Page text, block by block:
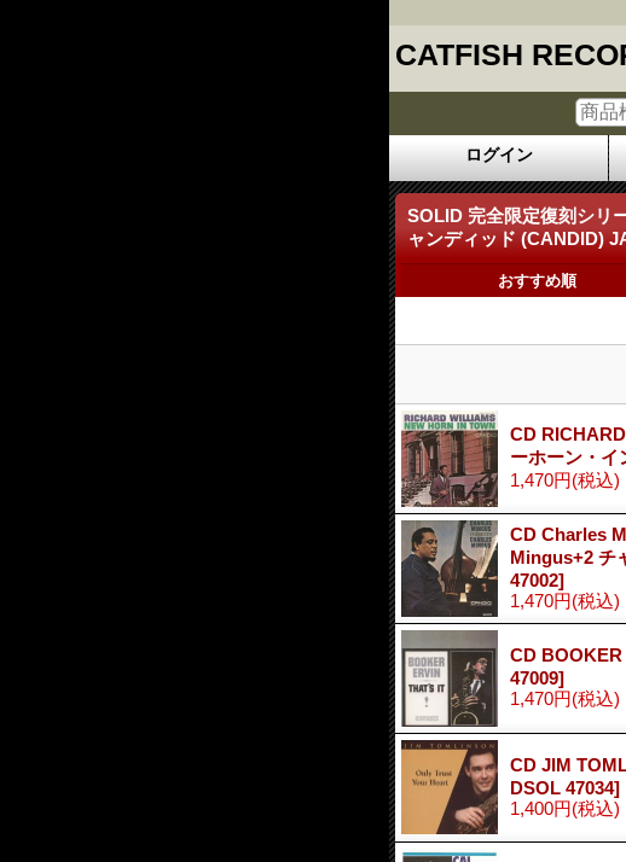
CATFISH
ログイン
SOLID 完全限定復刻シリ
ャンディッド (CANDID)
おすすめ順
CD
ーホーン・イ
1,470円(税込)
CD Charles
Mingus+2 チ
47002]
1,470円(税込)
CD BOOKER
47009]
1,470円(税込)
CD JIM
DSOL 47034]
1,400円(税込)